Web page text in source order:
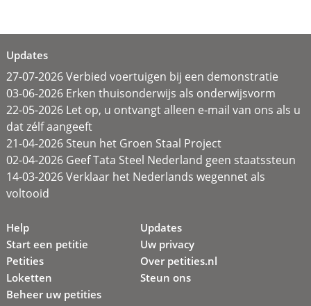
Updates
27-07-2026 Verbied voertuigen bij een demonstratie
03-06-2026 Erken thuisonderwijs als onderwijsvorm
22-05-2026 Let op, u ontvangt alleen e-mail van ons als u
dat zélf aangeeft
21-04-2026 Steun het Groen Staal Project
02-04-2026 Geef Tata Steel Nederland geen staatssteun
14-03-2026 Verklaar het Nederlands wegennet als
voltooid
Help
Start een petitie
Petities
Loketten
Beheer uw petities
Updates
Uw privacy
Over petities.nl
Steun ons